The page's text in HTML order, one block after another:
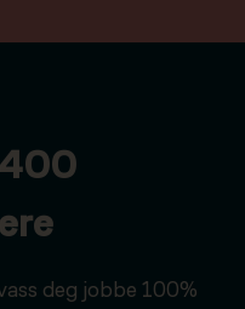
deg jobbe 100%